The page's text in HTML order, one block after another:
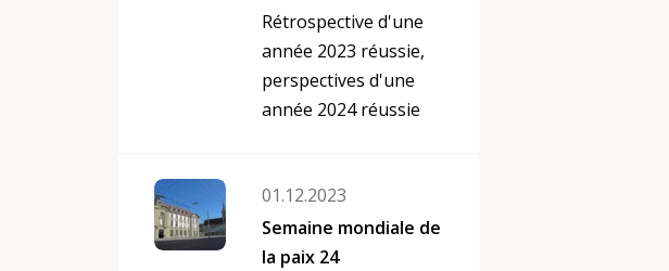
lecture. Nous
travaillons d'arrache-
pied à un projet
visant à aider les
promotion de la
lecture. Nous avons
besoin d'aide pour
Rétrospective d'une
année 2023 réussie,
perspectives d'une
année 2024 réussie
01.12.2023
Semaine mondiale de
la paix 24